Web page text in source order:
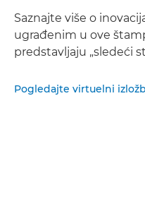
Saznajte više o
ugrađenim u ove
predstavljaju „sledeći
Pogledajte virtuelni